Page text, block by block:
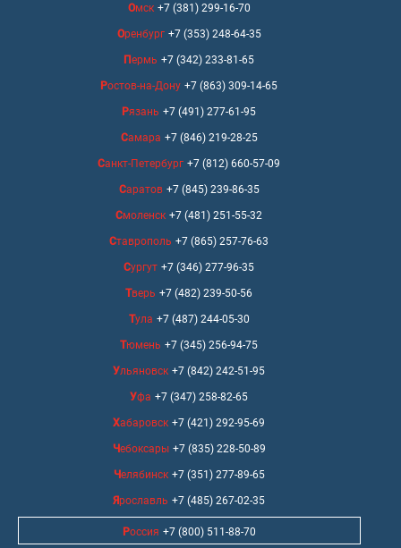
Омск +7 (381) 299-16-70
Оренбург +7 (353) 248-64-35
Пермь +7 (342) 233-81-65
Ростов-на-Дону +7 (863) 309-14-65
Рязань +7 (491) 277-61-95
Самара +7 (846) 219-28-25
Санкт-Петербург +7 (812) 660-57-09
Саратов +7 (845) 239-86-35
Смоленск +7 (481) 251-55-32
Ставрополь +7 (865) 257-76-63
Сургут +7 (346) 277-96-35
Тверь +7 (482) 239-50-56
Тула +7 (487) 244-05-30
Тюмень +7 (345) 256-94-75
Ульяновск +7 (842) 242-51-95
Уфа +7 (347) 258-82-65
Хабаровск +7 (421) 292-95-69
Чебоксары +7 (835) 228-50-89
Челябинск +7 (351) 277-89-65
Ярославль +7 (485) 267-02-35
Россия +7 (800) 511-88-70